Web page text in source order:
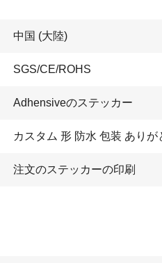
中国 (大陸)
SGS/CE/ROHS
Adhensiveのステッカー
カスタム 形 防水 包装 あり
注文のステッカーの印刷